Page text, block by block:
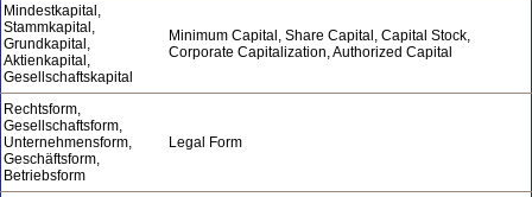
Mindestkapital,
Stammkapital,
Grundkapital,
Aktienkapital,
Gesellschaftskapital
Minimum Capital, Share Capital, Capital Stock,
Corporate Capitalization, Authorized Capital
Rechtsform,
Gesellschaftsform,
Unternehmensform,
Geschäftsform,
Betriebsform
Legal Form